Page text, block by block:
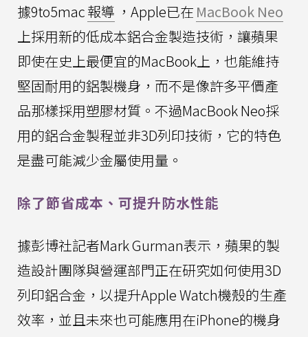
據9to5mac報導 ，Apple已在 MacBook Neo
上採用新的低成本鋁合金製造技術，讓蘋果
即使在史上最便宜的MacBook上，也能維持
堅固耐用的鋁製機身，而不是像許多平價產
品那樣採用塑膠材質。不過MacBook Neo採
用的鋁合金製程並非3D列印技術，它的特色
是盡可能減少金屬使用量。
除了節省成本、可提升防水性能
據彭博社記者Mark Gurman表示，蘋果的製
造設計團隊與營運部門正在研究如何使用3D
列印鋁合金，以提升Apple Watch機殼的生產
效率，並且未來也可能應用在iPhone的機身